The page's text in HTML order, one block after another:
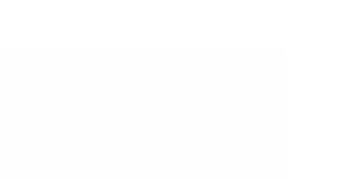
relaxation.comPour allez plus loin,
anti-stress